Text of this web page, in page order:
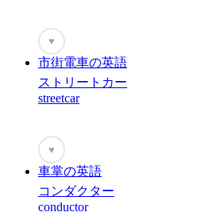
♥
市街電車の英語
ストリートカー
streetcar
♥
車掌の英語
コンダクター
conductor